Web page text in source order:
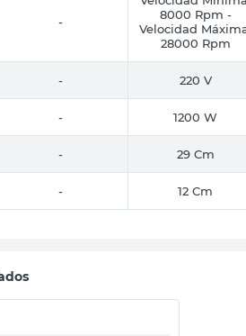
-
8000 Rpm -
Velocidad
28000 Rpm
- 220 V
- 1200 W
- 29 Cm
- 12 Cm